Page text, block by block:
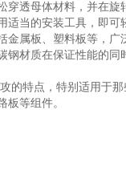
透母体材料，并在旋
当的安装工具，即可
属板、塑料板等，广
材质在保证性能的同
的特点，特别适用于
板等组件。